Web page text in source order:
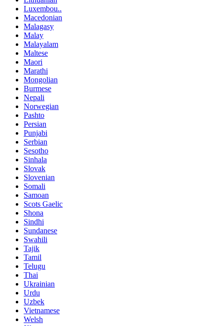
Luxembou..
Macedonian
Malagasy
Malay
Malayalam
Maltese
Maori
Marathi
Mongolian
Burmese
Nepali
Norwegian
Pashto
Persian
Punjabi
Serbian
Sesotho
Sinhala
Slovak
Slovenian
Somali
Samoan
Scots Gaelic
Shona
Sindhi
Sundanese
Swahili
Tajik
Tamil
Telugu
Thai
Ukrainian
Urdu
Uzbek
Vietnamese
Welsh